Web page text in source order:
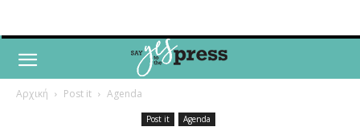
Αρχική Post it Agenda
Post it Agenda